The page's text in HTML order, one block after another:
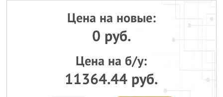
Цена на новые:
0 руб.
Цена на б/у:
11364.44 руб.